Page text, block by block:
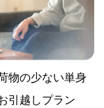
物の少ない単身
引越しプラン